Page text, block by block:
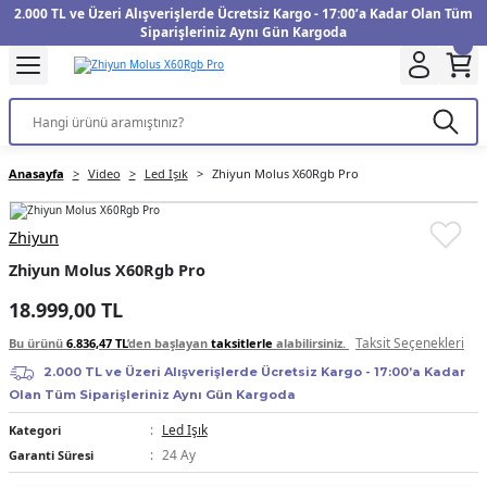
2.000 TL ve Üzeri Alışverişlerde Ücretsiz Kargo - 17:00’a Kadar Olan Tüm
Siparişleriniz Aynı Gün Kargoda
Geri Dön
Aksesuarları
Geri Dön
Geri Dön
Geri Dön
Geri Dön
Geri Dön
Geri Dön
Geri Dön
Geri Dön
Geri Dön
Geri Dön
Geri Dön
Anasayfa Video Led Işık Zhiyun Molus X60Rgb Pro
Zhiyun
Zhiyun Molus X60Rgb Pro
18.999,00 TL
Bu ürünü 6.836,47 TL’den başlayan taksitlerle alabilirsiniz. Taksit Seçenekleri
2.000 TL ve Üzeri Alışverişlerde Ücretsiz Kargo - 17:00’a Kadar
Olan Tüm Siparişleriniz Aynı Gün Kargoda
Kategori Led Işık
Garanti Süresi 24 Ay